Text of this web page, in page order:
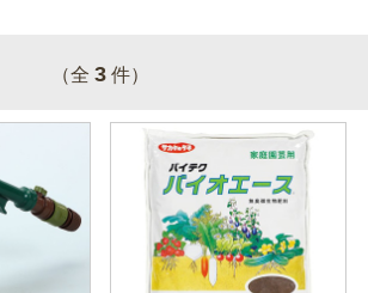
（全 3 件）